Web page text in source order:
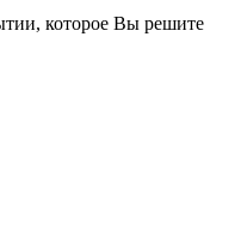
которое Вы решите